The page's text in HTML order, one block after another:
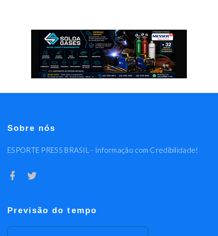
Sobre nós
ESPORTE PRESS BRASIL - Informação com Credibilidade!
Previsão do tempo